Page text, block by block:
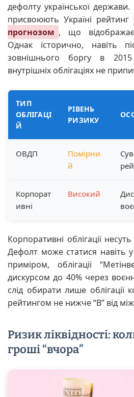
дефолту української держави.
присвоюють Україні рейтинг
прогнозом , що
Однак історично, навіть
зовнішнього боргу в
внутрішніх облігаціях не
ТИП
ОБЛІГАЦІ
Й
РІВЕНЬ
РИЗИКУ
ОВДП
Помірни
й
Корпорат
ивні
Високий
Корпоративні облігації
Дефолт може статися навіть
приміром, облігації
дискурсом до 40% через
слід обирати лише облігації
рейтингом не нижче “B” від
Ризик ліквідності:
гроші “вчора”